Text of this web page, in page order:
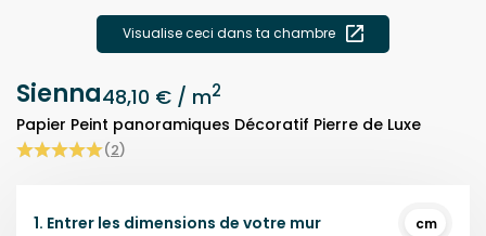
Visualise ceci dans ta chambre
Sienna48,10 € / m2
Papier Peint panoramiques Décoratif Pierre de Luxe
(2)
1. Entrer les dimensions de votre mur cm